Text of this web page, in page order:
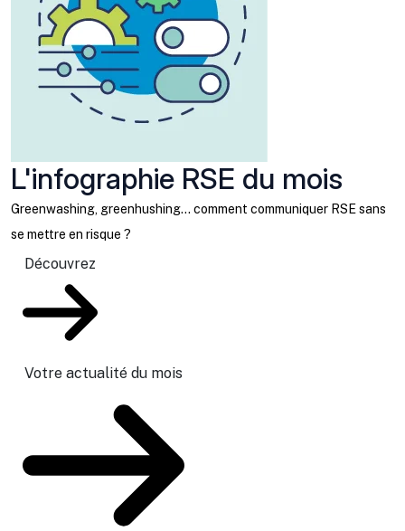
L'infographie RSE du mois
Greenwashing, greenhushing… comment communiquer RSE sans
se mettre en risque ?
Découvrez
Votre actualité du mois